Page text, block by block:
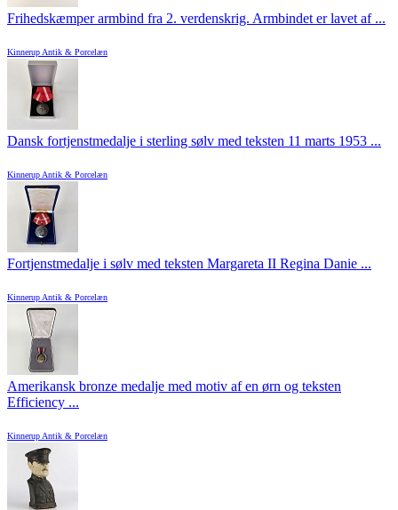
Frihedskæmper armbind fra 2. verdenskrig. Armbindet er lavet af ...
Kinnerup Antik & Porcelæn
Dansk fortjenstmedalje i sterling sølv med teksten 11 marts 1953 ...
Kinnerup Antik & Porcelæn
Fortjenstmedalje i sølv med teksten Margareta II Regina Danie ...
Kinnerup Antik & Porcelæn
Amerikansk bronze medalje med motiv af en ørn og teksten
Efficiency ...
Kinnerup Antik & Porcelæn